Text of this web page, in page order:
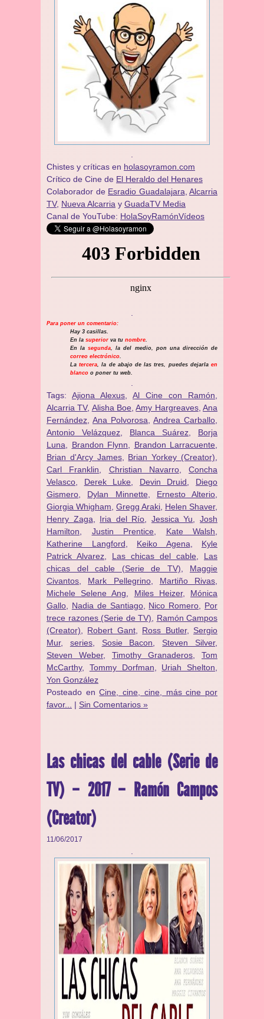
Chistes y críticas en holasoyramon.com
Crítico de Cine de El Heraldo del Henares
​​Colaborador de Esradio Guadalajara Alcarria
TV, Nueva Alcarria y GuadaTV Media
Canal de YouTube: HolaSoyRamónVídeos
Para poner un comentario:
Hay 3 casillas.
En la superior va tu nombre.
En lasegunda, la del medio, pon una dirección de
correo electrónico.
Latercera, la de abajo de las tres, puedes dejarlaen
blanco o poner tu web.
Tags: Ajiona Alexus Al Cine con Ramón
Alcarria TV, Alisha Boe ,Amy Hargreaves,Ana
Fernández Ana Polvorosa Andrea Carballo
Antonio Velázquez
Blanca Suárez
Borja
Luna
Brandon Flynn Brandon Larracuente
Brian d'Arcy James, Brian Yorkey (Creator)
Carl Franklin
Christian Navarro, Concha
Velasco
Derek Luke Devin Druid
Diego
Gismero
Dylan Minnette, Ernesto Alterio
Giorgia Whigham Gregg Araki Helen Shaver,
Henry Zaga
Iria del Río Jessica Yu ,Josh
Hamilton
Justin Prentice Kate Walsh
Katherine Langford
Keiko Agena
Kyle
Patrick Alvarez
Las chicas del cable
Las
chicas del cable (Serie de TV)
Maggie
Civantos
Mark Pellegrino, Martiño Rivas
Michele Selene Ang
Miles Heizer, Mónica
Gallo
Nadia de Santiago, Nico Romero
Por
trece razones (Serie de TV)
Ramón Campos
(Creator)
Robert Gant, Ross Butler, Sergio
Mur, series, Sosie Bacon Steven Silver,
Steven Weber, Timothy Granaderos
Tom
McCarthy, Tommy Dorfman Uriah Shelton
Yon González
Posteado enCine, cine, cine, más cine por
favor...
| Sin Comentarios »
Las chicas del cable (Serie de
TV) – 2017 – Ramón Campos
(Creator)
11/06/2017